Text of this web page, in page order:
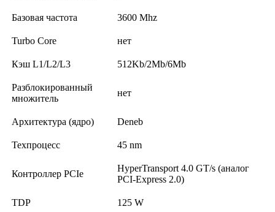
Базовая частота 3600 Mhz
Turbo Core нет
Кэш L1/L2/L3 512Kb/2Mb/6Mb
Разблокированный
множитель
нет
Архитектура (ядро) Deneb
Техпроцесс 45 nm
Контроллер PCIe
HyperTransport 4.0 GT/s (аналог
PCI-Express 2.0)
TDP 125 W